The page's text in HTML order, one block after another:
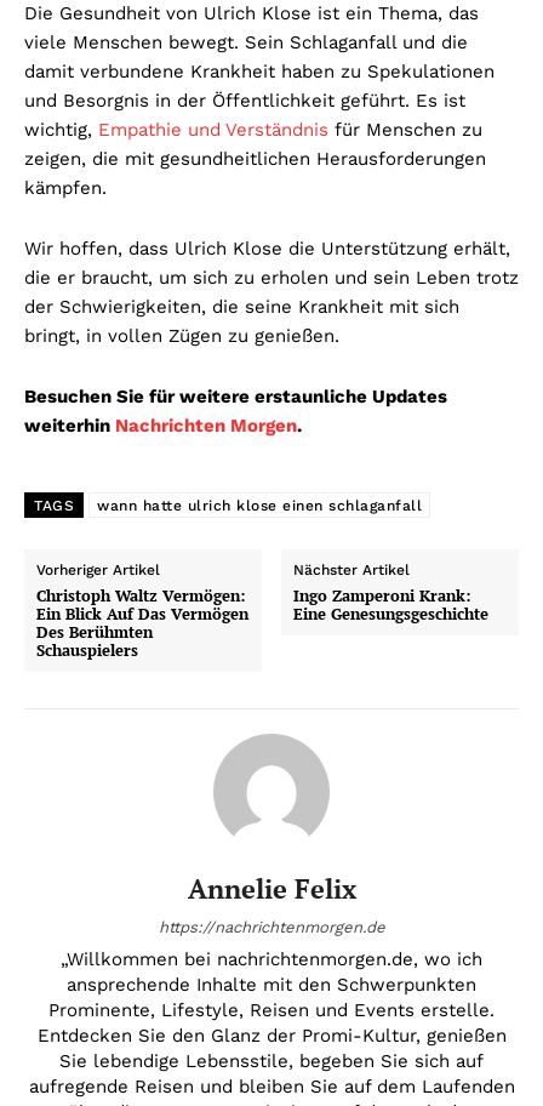
Die Gesundheit von Ulrich Klose ist ein Thema, das
viele Menschen bewegt. Sein Schlaganfall und die
damit verbundene Krankheit haben zu Spekulationen
und Besorgnis in der Öffentlichkeit geführt. Es ist
wichtig, Empathie und Verständnis für Menschen zu
zeigen, die mit gesundheitlichen Herausforderungen
kämpfen.
Wir hoffen, dass Ulrich Klose die Unterstützung erhält,
die er braucht, um sich zu erholen und sein Leben trotz
der Schwierigkeiten, die seine Krankheit mit sich
bringt, in vollen Zügen zu genießen.
Besuchen Sie für weitere erstaunliche Updates
weiterhin Nachrichten Morgen.
TAGS wann hatte ulrich klose einen schlaganfall
Vorheriger Artikel
Christoph Waltz Vermögen:
Ein Blick Auf Das Vermögen
Des Berühmten
Schauspielers
Nächster Artikel
Ingo Zamperoni Krank:
Eine Genesungsgeschichte
Annelie Felix
https://nachrichtenmorgen.de
„Willkommen bei nachrichtenmorgen.de, wo ich
ansprechende Inhalte mit den Schwerpunkten
Prominente, Lifestyle, Reisen und Events erstelle.
Entdecken Sie den Glanz der Promi-Kultur, genießen
Sie lebendige Lebensstile, begeben Sie sich auf
aufregende Reisen und bleiben Sie auf dem Laufenden